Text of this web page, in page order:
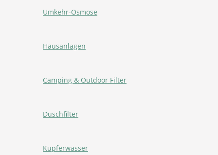
Umkehr-Osmose
Hausanlagen
Camping & Outdoor Filter
Duschfilter
Kupferwasser